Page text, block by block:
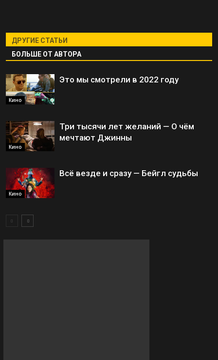
ДРУГИЕ СТАТЬИ
БОЛЬШЕ ОТ АВТОРА
Кино
Это мы смотрели в 2022 году
Кино
Три тысячи лет желаний — О чём
мечтают Джинны
Кино
Всё везде и сразу — Бейгл судьбы